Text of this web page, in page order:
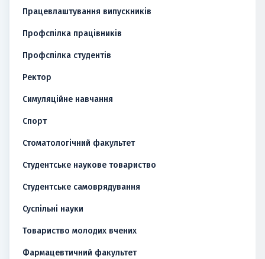
Працевлаштування випускників
Профспілка працівників
Профспілка студентів
Ректор
Симуляційне навчання
Спорт
Стоматологічний факультет
Студентське наукове товариство
Студентське самоврядування
Суспільні науки
Товариство молодих вчених
Фармацевтичний факультет